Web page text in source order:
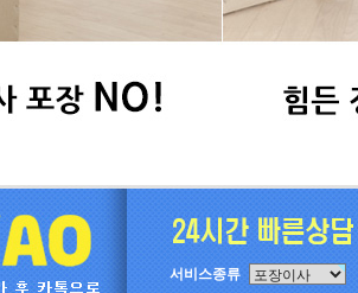
서비스종류